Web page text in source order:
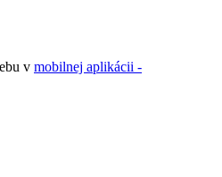
v mobilnej aplikácii -